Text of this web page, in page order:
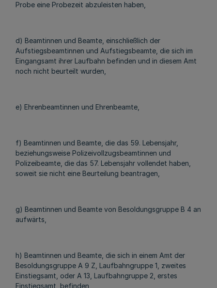
Probe eine Probezeit abzuleisten haben,
d) Beamtinnen und Beamte, einschließlich der
Aufstiegsbeamtinnen und Aufstiegsbeamte, die sich im
Eingangsamt ihrer Laufbahn befinden und in diesem Amt
noch nicht beurteilt wurden,
e) Ehrenbeamtinnen und Ehrenbeamte,
f) Beamtinnen und Beamte, die das 59. Lebensjahr,
beziehungsweise Polizeivollzugsbeamtinnen und
Polizeibeamte, die das 57. Lebensjahr vollendet haben,
soweit sie nicht eine Beurteilung beantragen,
g) Beamtinnen und Beamte von Besoldungsgruppe B 4 an
aufwärts,
h) Beamtinnen und Beamte, die sich in einem Amt der
Besoldungsgruppe A 9 Z, Laufbahngruppe 1, zweites
Einstiegsamt, oder A 13, Laufbahngruppe 2, erstes
Einstiegsamt, befinden,